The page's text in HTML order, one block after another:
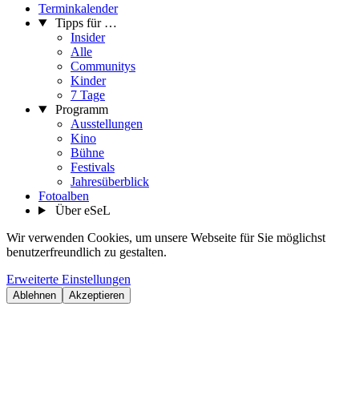
Terminkalender
Tipps für …
Insider
Alle
Communitys
Kinder
7 Tage
Programm
Ausstellungen
Kino
Bühne
Festivals
Jahresüberblick
Fotoalben
Über eSeL
Wir verwenden Cookies, um unsere Webseite für Sie möglichst
benutzerfreundlich zu gestalten.
Erweiterte Einstellungen
Ablehnen Akzeptieren